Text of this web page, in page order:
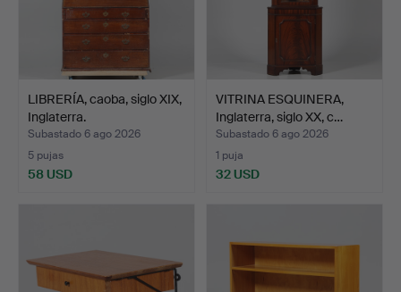
LIBRERÍA, caoba, siglo XIX,
Inglaterra.
Subastado 6 ago 2026
5 pujas
58 USD
VITRINA ESQUINERA,
Inglaterra, siglo XX, c…
Subastado 6 ago 2026
1 puja
32 USD